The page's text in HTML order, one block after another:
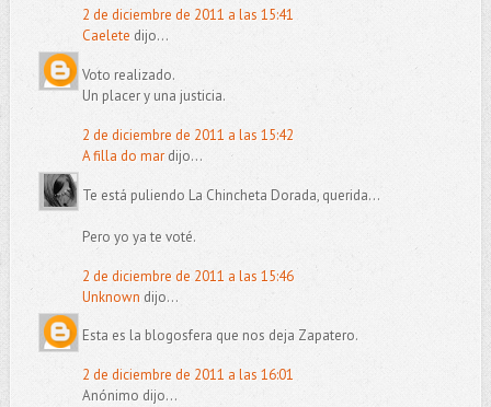
2 de diciembre de 2011 a las 15:41
Caelete dijo...
Voto realizado.
Un placer y una justicia.
2 de diciembre de 2011 a las 15:42
A filla do mardijo...
Te está puliendo La Chincheta Dorada, querida...
Pero yo ya te voté.
2 de diciembre de 2011 a las 15:46
Unknown dijo...
Esta es la blogosfera que nos deja Zapatero.
2 de diciembre de 2011 a las 16:01
Anónimo dijo...